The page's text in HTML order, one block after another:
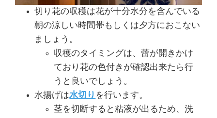
切り花の収穫は花が十分水分を含んでいる
朝の涼しい時間帯もしくは夕方におこない
ましょう。
収穫のタイミングは、蕾が開きかけ
ており花の色付きが確認出来たら行
うと良いでしょう。
水揚げは水切り を行います。
茎を切断すると粘液が出るため、洗